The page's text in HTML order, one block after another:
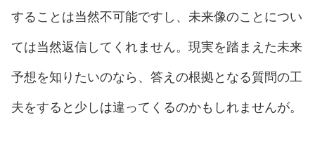
することは当然不可能ですし、未来像のことについ
ては当然返信してくれません。現実を踏まえた未来
予想を知りたいのなら、答えの根拠となる質問の工
夫をすると少しは違ってくるのかもしれませんが。